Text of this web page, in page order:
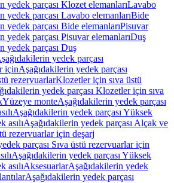
yedek parçası Klozet elemanlarıLavabo
yedek parçası Lavabo elemanlarıBide
yedek parçası Bide elemanlarıPisuvar
yedek parçası Pisuvar elemanlarıDuş
yedek parçası Duş
yedek parçası
içinAşağıdakilerin yedek parçası
rezervuarlarKlozetler için sıva üstü
yedek parçası Klozetler için sıva
Yüzeye monteAşağıdakilerin yedek parçası
Aşağıdakilerin yedek parçası Yüksek
asılıAşağıdakilerin yedek parçası Alçak ve
rezervuarlar için deşarj
parçası Sıva üstü rezervuarlar için
Aşağıdakilerin yedek parçası Yüksek
asılıAksesuarlarAşağıdakilerin yedek
Aşağıdakilerin yedek parçası